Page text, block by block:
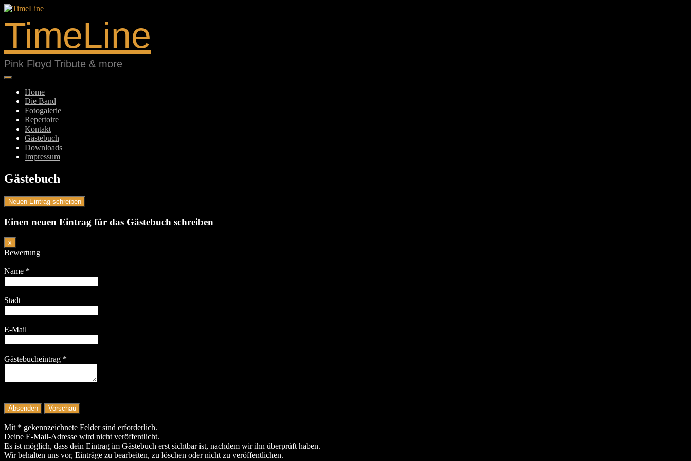
Springe
Inhalt
TimeLine
Pink Floyd Tribute & more
Home
Die Band
Fotogalerie
Repertoire
Kontakt
Gästebuch
Downloads
Impressum
Gästebuch
Einen neuen Eintrag für das Gästebuch schreiben
x
Formular
ausblenden
Bewertung
Name *
Stadt
E-Mail
Gästebucheintrag *
Mit * gekennzeichnete Felder sind erforderlich.
Deine E-Mail-Adresse wird nicht veröffentlicht.
Es ist möglich, dass dein Eintrag im Gästebuch erst sichtbar ist, nachdem wir ihn überprüft haben.
Wir behalten uns vor, Einträge zu bearbeiten, zu löschen oder nicht zu veröffentlichen.